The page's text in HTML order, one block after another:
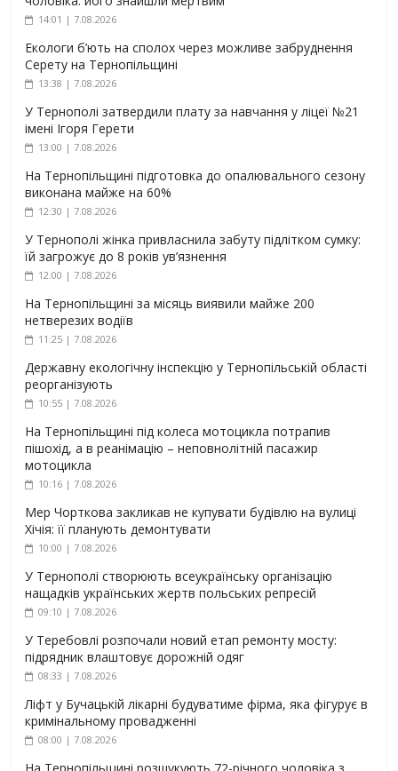
14:01 | 7.08.2026
Екологи б’ють на сполох через можливе забруднення
Серету на Тернопільщині
13:38 | 7.08.2026
У Тернополі затвердили плату за навчання у ліцеї №21
імені Ігоря Герети
13:00 | 7.08.2026
На Тернопільщині підготовка до опалювального сезону
виконана майже на 60%
12:30 | 7.08.2026
У Тернополі жінка привласнила забуту підлітком сумку:
їй загрожує до 8 років ув’язнення
12:00 | 7.08.2026
На Тернопільщині за місяць виявили майже 200
нетверезих водіїв
11:25 | 7.08.2026
Державну екологічну інспекцію у Тернопільській області
реорганізують
10:55 | 7.08.2026
На Тернопільщині під колеса мотоцикла потрапив
пішохід, а в реанімацію – неповнолітній пасажир
мотоцикла
10:16 | 7.08.2026
Мер Чорткова закликав не купувати будівлю на вулиці
Хічія: її планують демонтувати
10:00 | 7.08.2026
У Тернополі створюють всеукраїнську організацію
нащадків українських жертв польських репресій
09:10 | 7.08.2026
У Теребовлі розпочали новий етап ремонту мосту:
підрядник влаштовує дорожній одяг
08:33 | 7.08.2026
Ліфт у Бучацькій лікарні будуватиме фірма, яка фігурує в
кримінальному провадженні
08:00 | 7.08.2026